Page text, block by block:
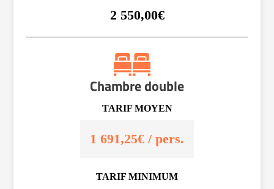
2 550,00€
Chambre double
TARIF MOYEN
1 691,25€ / pers.
TARIF MINIMUM